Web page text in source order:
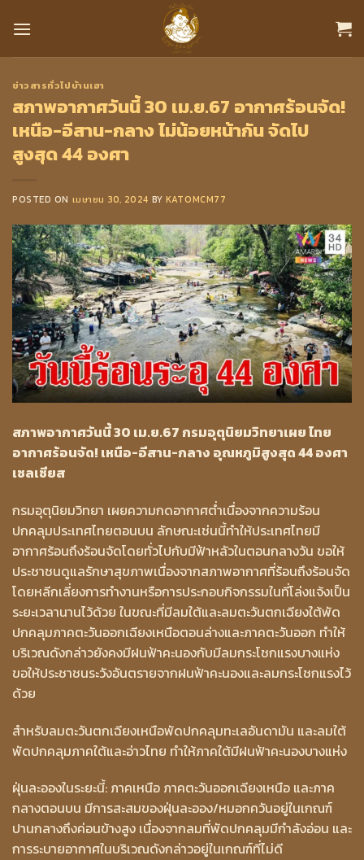
ข่าวสารทั่วไปบ้านเฮา
สภาพอากาศวันนี้ 30 เม.ย.67 อากาศร้อนจัด!
เหนือ-อีสาน-กลาง ไม่น้อยหน้ากัน จัดไป
สูงสุด 44 องศา
POSTED ON เมษายน 30, 2024 BY KATOMCM77
สภาพอากาศวันนี้ 30 เม.ย.67 กรมอุตุนิยมวิทยาเผย ไทย
อากาศร้อนจัด! เหนือ-อีสาน-กลาง อุณหภูมิสูงสุด 44 องศา
เซลเซียส
กรมอุตุนิยมวิทยา เผยความกดอากาศต่ำเนื่องจากความร้อน
ปกคลุมประเทศไทยตอนบน ลักษณะเช่นนี้ทำให้ประเทศไทยมี
อากาศร้อนถึงร้อนจัดโดยทั่วไปกับมีฟ้าหลัวในตอนกลางวัน ขอให้
ประชาชนดูแลรักษาสุขภาพเนื่องจากสภาพอากาศที่ร้อนถึงร้อนจัด
โดยหลีกเลี่ยงการทำงานหรือการประกอบกิจกรรมในที่โล่งแจ้งเป็น
ระยะเวลานานไว้ด้วย ในขณะที่มีลมใต้และลมตะวันตกเฉียงใต้พัด
ปกคลุมภาคตะวันออกเฉียงเหนือตอนล่างและภาคตะวันออก ทำให้
บริเวณดังกล่าวยังคงมีฝนฟ้าคะนองกับมีลมกระโชกแรงบางแห่ง
ขอให้ประชาชนระวังอันตรายจากฝนฟ้าคะนองและลมกระโชกแรงไว้
ด้วย
สำหรับลมตะวันตกเฉียงเหนือพัดปกคลุมทะเลอันดามัน และลมใต้
พัดปกคลุมภาคใต้และอ่าวไทย ทำให้ภาคใต้มีฝนฟ้าคะนองบางแห่ง
ฝุ่นละอองในระยะนี้: ภาคเหนือ ภาคตะวันออกเฉียงเหนือ และภาค
กลางตอนบน มีการสะสมของฝุ่นละออง/หมอกควันอยู่ในเกณฑ์
ปานกลางถึงค่อนข้างสูง เนื่องจากลมที่พัดปกคลุมมีกำลังอ่อน และ
การระบายอากาศในบริเวณดังกล่าวอยู่ในเกณฑ์ที่ไม่ดี